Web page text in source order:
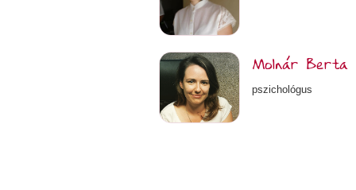
Molnár Berta
pszichológus